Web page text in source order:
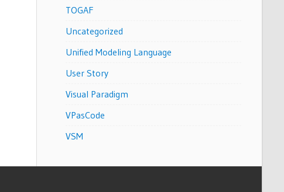
TOGAF
Uncategorized
Unified Modeling Language
User Story
Visual Paradigm
VPasCode
VSM